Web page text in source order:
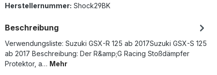
Herstellernummer: Shock29BK
Beschreibung
Verwendungsliste: Suzuki GSX-R 125 ab 2017Suzuki GSX-S 125
ab 2017 Beschreibung: Der R&amp;G Racing Stoßdämpfer
Protektor, a… Mehr